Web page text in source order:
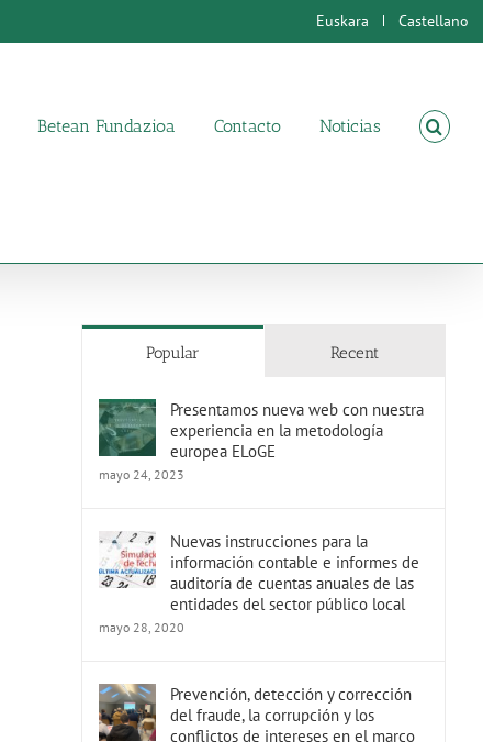
Euskara Castellano
Betean Fundazioa Contacto Noticias
Popular Recent
Presentamos nueva web con nuestra
experiencia en la metodología
europea ELoGE
mayo 24, 2023
Nuevas instrucciones para la
información contable e informes de
auditoría de cuentas anuales de las
entidades del sector público local
mayo 28, 2020
Prevención, detección y corrección
del fraude, la corrupción y los
conflictos de intereses en el marco